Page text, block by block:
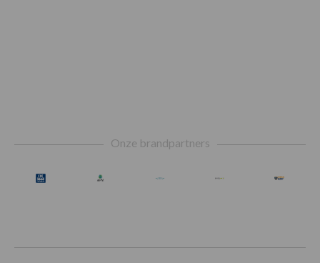
Onze brandpartners